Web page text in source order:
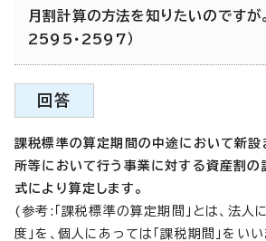
月割計算の方法を知りたいのです
2595・2597）
回答
課税標準の算定期間の中途において新設
所等において行う事業に対する資産割の
式により算定します。
(参考:「課税標準の算定期間」とは、法人
度」を、個人にあっては「課税期間」をいい